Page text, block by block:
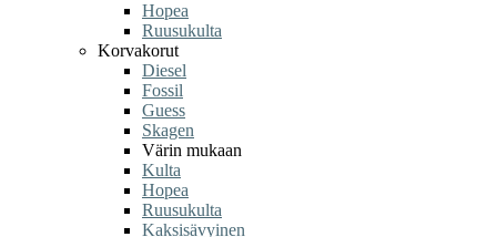
Hopea
Ruusukulta
Korvakorut
Diesel
Fossil
Guess
Skagen
Värin mukaan
Kulta
Hopea
Ruusukulta
Kaksisävyinen